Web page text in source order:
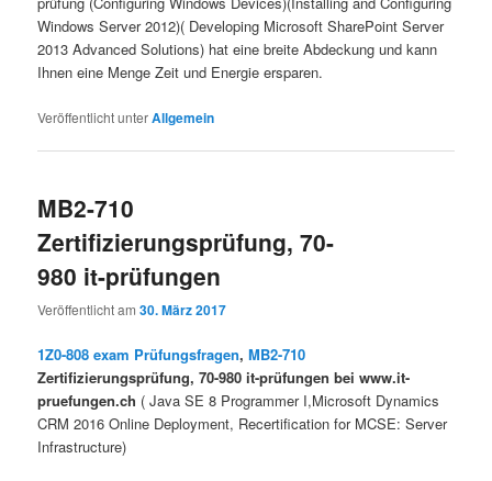
Windows Server 2012)( Developing Microsoft SharePoint Server
2013 Advanced Solutions) hat eine breite Abdeckung und kann
Ihnen eine Menge Zeit und Energie ersparen.
Veröffentlicht unterAllgemein
MB2-710
Zertifizierungsprüfung, 70-
980 it-prüfungen
Veröffentlicht am30. März 2017
1Z0-808 exam Prüfungsfragen,MB2-710
Zertifizierungsprüfung, 70-980 it-prüfungen bei www.it-
pruefungen.ch ( Java SE 8 Programmer I,Microsoft Dynamics
CRM 2016 Online Deployment, Recertification for MCSE: Server
Infrastructure)